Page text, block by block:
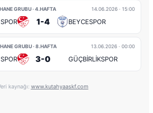
GRUBU · 4.HAFTA 14.06.2026 · 15:00
1-4 BEYCESPOR
GRUBU · 8.HAFTA 13.06.2026 · 00:00
3-0 GÜÇBİRLİKSPOR
kaynağı: www.kutahyaaskf.com